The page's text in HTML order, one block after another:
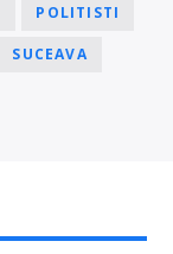
POLITISTI
SUCEAVA